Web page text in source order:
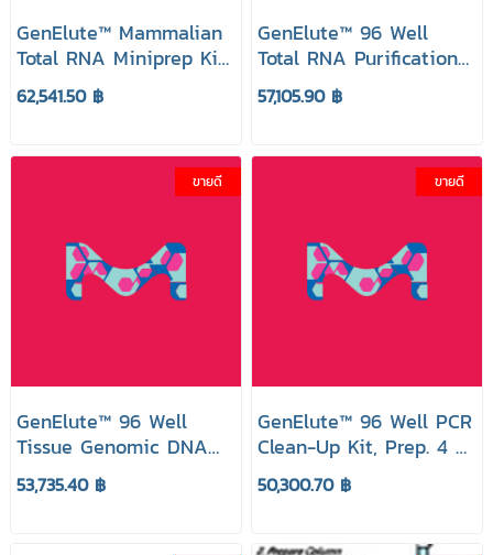
GenElute™ Mammalian
Total RNA Miniprep Kit,
Prep. 350 ยี่ห้อ GenElute
Sigma Aldrich
62,541.50 ฿
GenElute™ 96 Well
Total RNA Purification
Kit, Prep. 4 x 96-well
plate ยี่ห้อ GenElute
57,105.90 ฿
ขายดี
GenElute™ 96 Well
Tissue Genomic DNA
Purification Kit, Prep. 4
x 96-well plate ยี่ห้อ
53,735.40 ฿
ขายดี
GenElute™ 96 Well PCR
Clean-Up Kit, Prep. 4 x
96-well plate ยี่ห้อ
GenElute Sigma Aldrich
50,300.70 ฿